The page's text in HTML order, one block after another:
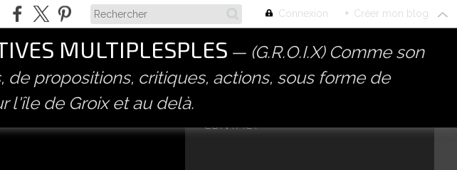
Connexion + Créer mon blog
MULTIPLESPLES
(G.R.O.I.X) Comme son
propositions, critiques, actions, sous forme de
l'île de Groix et au delà.
CONTACT